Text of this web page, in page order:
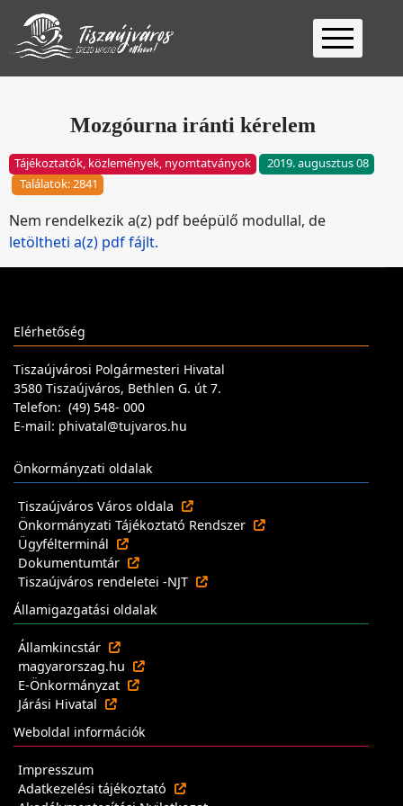
Kezdőlap
Ügyintézés
Keresés
Mozgóurna iránti kérelem
Tájékoztatók, közlemények, nyomtatványok
2019. augusztus 08
Találatok: 2841
Nem rendelkezik a(z) pdf beépülő modullal, de
letöltheti a(z) pdf fájlt.
Elérhetőség
Tiszaújvárosi Polgármesteri Hivatal
3580 Tiszaújváros, Bethlen G. út 7.
Telefon: (49) 548- 000
E-mail: phivatal@tujvaros.hu
Önkormányzati oldalak
Tiszaújváros Város oldala
Önkormányzati Tájékoztató Rendszer
Ügyfélterminál
Dokumentumtár
Tiszaújváros rendeletei -NJT
Államigazgatási oldalak
Államkincstár
magyarorszag.hu
E-Önkormányzat
Járási Hivatal
Weboldal információk
Impresszum
Adatkezelési tájékoztató